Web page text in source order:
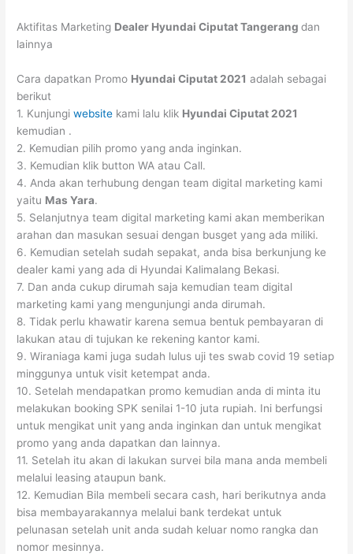
Aktifitas Marketing Dealer HyundaiCiputatTangerang dan
lainnya
Cara dapatkan Promo HyundaiCiputat 2021 adalah sebagai
berikut
1. Kunjungiwebsite kami lalu klik HyundaiCiputat 2021
kemudian .
2. Kemudian pilih promo yang anda inginkan.
3. Kemudian klik button WA atau Call.
4. Anda akan terhubung dengan team digital marketing kami
yaitu Mas Yara.
5. Selanjutnya team digital marketing kami akan memberikan
arahan dan masukan sesuai dengan busget yang ada miliki.
6. Kemudian setelah sudah sepakat, anda bisa berkunjung ke
dealer kami yang ada di Hyundai Kalimalang Bekasi.
7. Dan anda cukup dirumah saja kemudian team digital
marketing kami yang mengunjungi anda dirumah.
8. Tidak perlu khawatir karena semua bentuk pembayaran di
lakukan atau di tujukan ke rekening kantor kami.
9. Wiraniaga kami juga sudah lulus uji tes swab covid 19 setiap
minggunya untuk visit ketempat anda.
10. Setelah mendapatkan promo kemudian anda di minta itu
melakukan booking SPK senilai 1-10 juta rupiah. Ini berfungsi
untuk mengikat unit yang anda inginkan dan untuk mengikat
promo yang anda dapatkan dan lainnya.
11. Setelah itu akan di lakukan survei bila mana anda membeli
melalui leasing ataupun bank.
12. Kemudian Bila membeli secara cash, hari berikutnya anda
bisa membayarakannya melalui bank terdekat untuk
pelunasan setelah unit anda sudah keluar nomo rangka dan
nomor mesinnya.